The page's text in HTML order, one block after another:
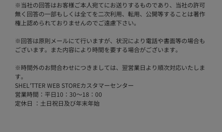
※当社の回答はお客様ご本人宛てにお送りするものであり、当社の許可
無く回答の一部もしくは全てを二次利用、転用、公開等することは著作
権上認められておりませんのでご遠慮下さい。
※回答は原則メールにて行いますが、状況により電話や書面等の場合も
ございます。また内容により時間を要する場合がございます。
※時間外のお問合わせにつきましては、翌営業日より順次対応いたしま
す。
SHEL'TTER WEB STOREカスタマーセンター
営業時間：平日10：30～18：00
定休日 ：土日祝日及び年末年始